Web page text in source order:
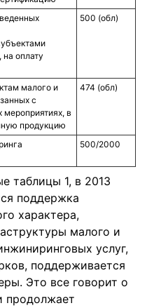
оплату
500 (обл)
малого и
с
в
продукцию
474 (обл)
500/2000
таблицы 1, в 2013
поддержка
характера,
малого и
услуг,
поддерживается
Это все говорит о
продолжает